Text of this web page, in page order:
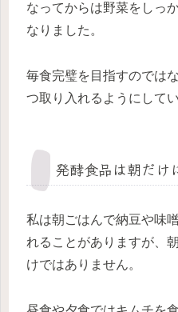
なってからは野菜をしっ
なりました。
毎食完璧を目指すのでは
つ取り入れるようにしてい
発酵食品は朝だけ
私は朝ごはんで納豆や味
れることがありますが、
けではありません。